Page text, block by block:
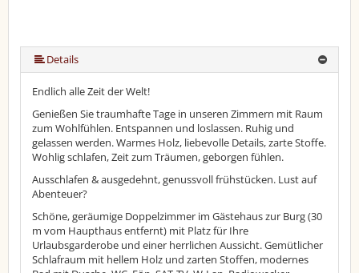
Details
Endlich alle Zeit der Welt!
Genießen Sie traumhafte Tage in unseren Zimmern mit Raum
zum Wohlfühlen. Entspannen und loslassen. Ruhig und
gelassen werden. Warmes Holz, liebevolle Details, zarte Stoffe.
Wohlig schlafen, Zeit zum Träumen, geborgen fühlen.
Ausschlafen & ausgedehnt, genussvoll frühstücken. Lust auf
Abenteuer?
Schöne, geräumige Doppelzimmer im Gästehaus zur Burg (30
m vom Haupthaus entfernt) mit Platz für Ihre
Urlaubsgarderobe und einer herrlichen Aussicht. Gemütlicher
Schlafraum mit hellem Holz und zarten Stoffen, modernes